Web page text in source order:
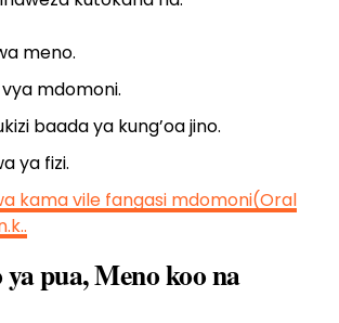
meno.
mdomoni.
baada ya kung’oa jino.
ya fizi.
kama vile fangasi mdomoni(Oral
pua, Meno koo na